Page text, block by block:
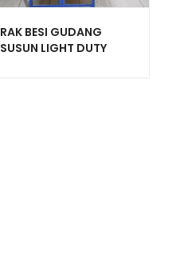
RAK BESI GUDANG
SUSUN LIGHT DUTY